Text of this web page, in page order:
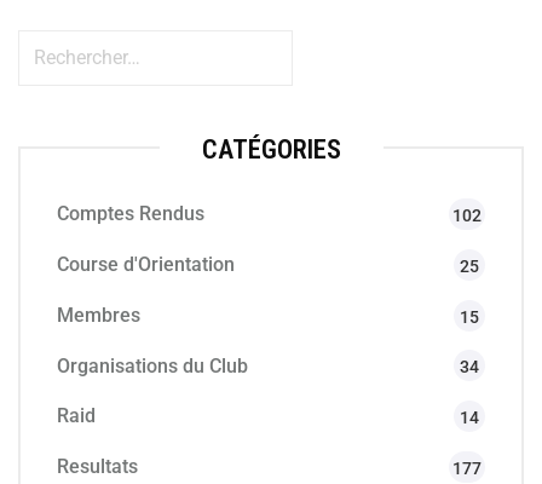
CATÉGORIES
Comptes Rendus 102
Course d'Orientation 25
Membres 15
Organisations du Club 34
Raid 14
Resultats 177